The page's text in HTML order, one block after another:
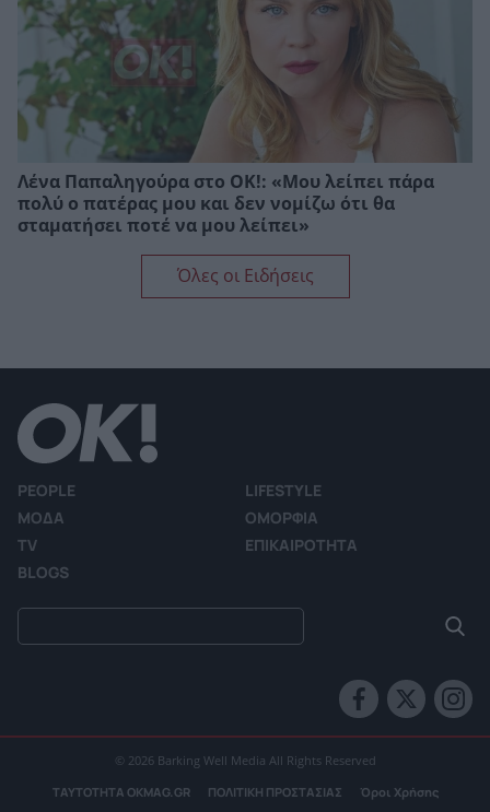
Λένα Παπαληγούρα στο ΟΚ!: «Μου λείπει πάρα
πολύ ο πατέρας μου και δεν νομίζω ότι θα
σταματήσει ποτέ να μου λείπει»
Όλες οι Ειδήσεις
PEOPLE
LIFESTYLE
ΜΟΔΑ
ΟΜΟΡΦΙΑ
TV
ΕΠΙΚΑΙΡΟΤΗΤΑ
BLOGS
© 2026 Barking Well Media All Rights Reserved
ΤΑΥΤΟΤΗΤΑ OKMAG.GR ΠΟΛΙΤΙΚΗ ΠΡΟΣΤΑΣΙΑΣ Όροι Χρήσης